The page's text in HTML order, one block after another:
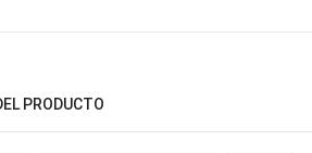
PRODUCTO